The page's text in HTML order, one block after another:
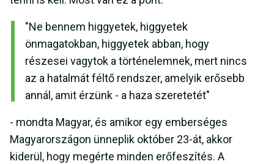
"Ne bennem higgyetek, higgyetek
önmagatokban, higgyetek abban, hogy
részesei vagytok a történelemnek, mert nincs
az a hatalmát féltő rendszer, amelyik erősebb
annál, amit érzünk - a haza szeretetét"
- mondta Magyar, és amikor egy emberséges
Magyarországon ünneplik október 23-át, akkor
kiderül, hogy megérte minden erőfeszítés. A